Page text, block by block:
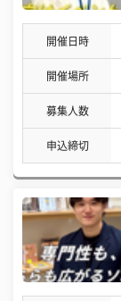
開催日時
開催場所
募集人数
申込締切